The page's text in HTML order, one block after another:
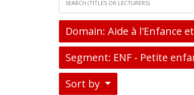
Domain: Aide à l'Enfance
Segment: ENF - Petite
Sort by